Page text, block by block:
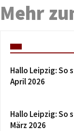
Mehr
Hallo Leipzig: So
April 2026
Hallo Leipzig: So
März 2026